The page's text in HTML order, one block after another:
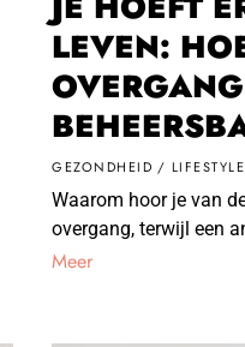
LEVEN:
GEZONDHEID / LIFESTYLE
Waarom hoor je van
overgang, terwijl een
Meer